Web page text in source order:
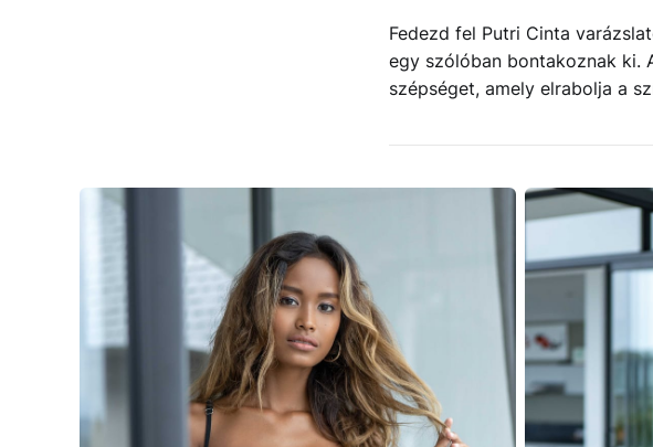
Fedezd fel Putri Cinta
egy szólóban bontakoznak ki.
szépséget, amely elrabolja a